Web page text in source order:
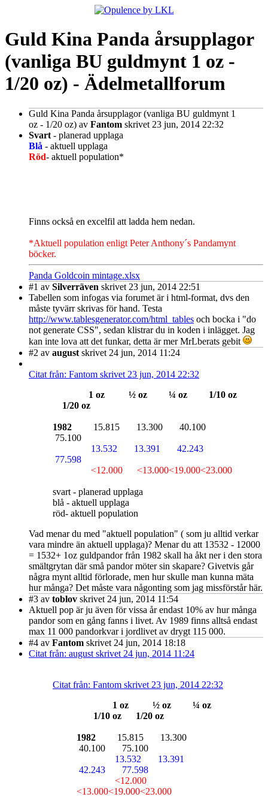
Guld Kina Panda årsupplagor
(vanliga BU guldmynt 1 oz -
1/20 oz) - Ädelmetallforum
Guld Kina Panda årsupplagor (vanliga BU guldmynt 1
oz - 1/20 oz) av Fantom skrivet 23 jun, 2014 22:32
Svart - planerad upplaga
Blå - aktuell upplaga
Röd- aktuell population*
Finns också en excelfil att ladda hem nedan.
*Aktuell population enligt Peter Anthony´s Pandamynt
böcker.
Panda Goldcoin mintage.xlsx
#1 av Silverräven skrivet 23 jun, 2014 22:51
Tabellen som infogas via forumet är i html-format, dvs den
måste tyvärr skrivas för hand. Testa
http://www.tablesgenerator.com/html_tables och bocka i "do
not generate CSS", sedan klistrar du in koden i inlägget. Jag
kan inte lova att det funkar, detta är mer MrLberats gebit
#2 av august skrivet 24 jun, 2014 11:24
Citat från: Fantom skrivet 23 jun, 2014 22:32
1 oz ½ oz ¼ oz 1/10 oz
1/20 oz
1982 15.815 13.300 40.100
75.100
13.532 13.391 42.243
77.598
<12.000 <13.000<19.000<23.000
svart - planerad upplaga
blå - aktuell upplaga
röd- aktuell population
Vad menar du med "aktuell population" ( som ju alltid verkar
vara mindre än aktuell upplaga)? Menar du att 13532 - 12000
= 1532+ 1oz guldpandor från 1982 skall ha åkt ner i den stora
smältgrytan där små pandor möter sin skapare? Givetvis går
några mynt alltid förlorade, men hur skulle man kunna mäta
hur många? Det måste vara någonting som jag missförstår här.
#3 av toblov skrivet 24 jun, 2014 11:54
Aktuell pop är ju även för vissa år endast 10% av hur många
pandor som en gång fanns i livet. Av 1989 finns alltså endast
max 11 000 pandorkvar i jordlivet av drygt 115 000.
#4 av Fantom skrivet 24 jun, 2014 18:18
Citat från: august skrivet 24 jun, 2014 11:24
Citat från: Fantom skrivet 23 jun, 2014 22:32
1 oz ½ oz ¼ oz
1/10 oz 1/20 oz
1982 15.815 13.300
40.100 75.100
13.532 13.391
42.243 77.598
<12.000
<13.000<19.000<23.000